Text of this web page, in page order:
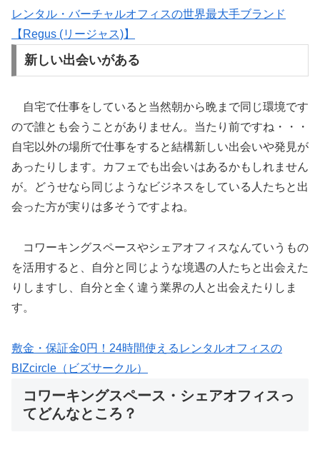
レンタル・バーチャルオフィスの世界最大手ブランド
【Regus (リージャス)】
新しい出会いがある
自宅で仕事をしていると当然朝から晩まで同じ環境です
ので誰とも会うことがありません。当たり前ですね・・・
自宅以外の場所で仕事をすると結構新しい出会いや発見が
あったりします。カフェでも出会いはあるかもしれません
が。どうせなら同じようなビジネスをしている人たちと出
会った方が実りは多そうですよね。
コワーキングスペースやシェアオフィスなんていうもの
を活用すると、自分と同じような境遇の人たちと出会えた
りしますし、自分と全く違う業界の人と出会えたりしま
す。
敷金・保証金0円！24時間使えるレンタルオフィスの
BIZcircle（ビズサークル）
コワーキングスペース・シェアオフィスっ
てどんなところ？